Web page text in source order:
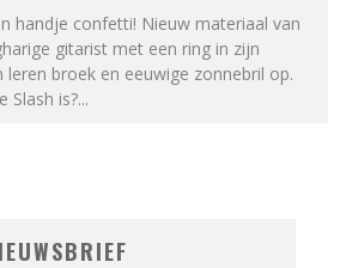
handje confetti! Nieuw materiaal van
gitarist met een ring in zijn
leren broek en eeuwige zonnebril op.
Slash is?...